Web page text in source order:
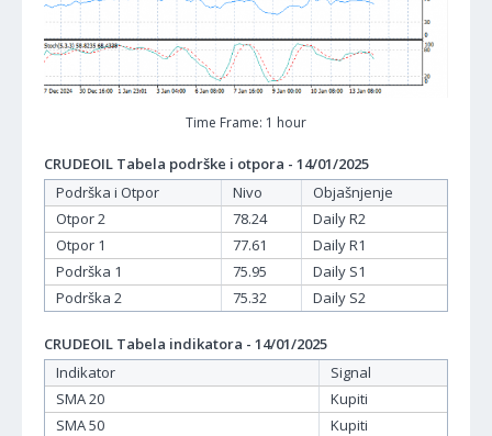
Time Frame: 1 hour
CRUDEOIL Tabela podrške i otpora - 14/01/2025
Podrška i Otpor
Nivo
Objašnjenje
Otpor 2
78.24
Daily R2
Otpor 1
77.61
Daily R1
Podrška 1
75.95
Daily S1
Podrška 2
75.32 Daily S2
CRUDEOIL Tabela indikatora - 14/01/2025
Indikator
Signal
SMA 20
Kupiti
SMA 50
Kupiti